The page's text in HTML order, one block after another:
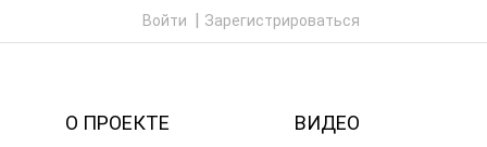
Войти Зарегистрироваться
О ПРОЕКТЕ ВИДЕО